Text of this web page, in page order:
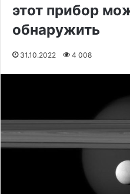
этот прибор
обнаружить
31.10.2022 4 008